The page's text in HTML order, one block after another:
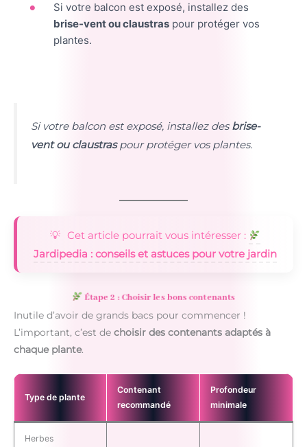
Si votre balcon est exposé, installez des
brise-vent ou claustras pour protéger vos
plantes.
Si votre balcon est exposé, installez des brise-
vent ou claustraspour protéger vos plantes.
Cet article pourrait vous intéresser :
Jardipedia : conseils et astuces pour votre jardin
Étape 2 : Choisir les bons contenants
Inutile d’avoir de grands bacs pour commencer !
L’important, c’est de choisir des contenants adaptés à
chaque plante.
Type de plante
Contenant
recommandé
Profondeur
minimale
Herbes